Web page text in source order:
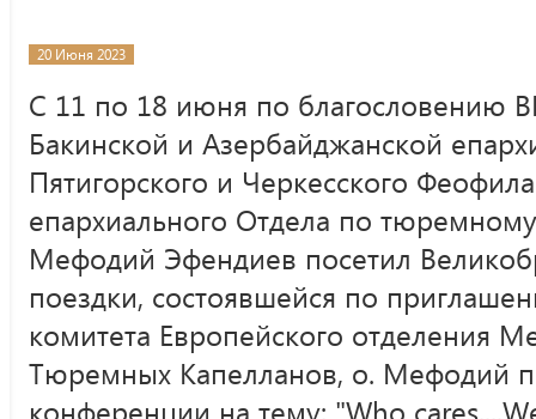
20 Июня 2023
С 11 по 18 июня по благословению
Бакинской и Азербайджанской
Пятигорского и Черкесского
епархиального Отдела по
Мефодий Эфендиев посетил
поездки, состоявшейся по
комитета Европейского отделения
Тюремных Капелланов, о. Мефодий
конференции на тему: "Who